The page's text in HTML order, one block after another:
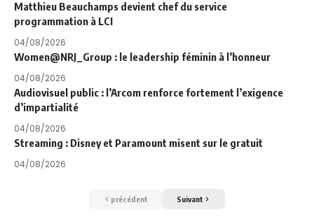
Matthieu Beauchamps devient chef du service
programmation à LCI
04/08/2026
Women@NRJ_Group : le leadership féminin à l’honneur
04/08/2026
Audiovisuel public : l’Arcom renforce fortement l’exigence
d’impartialité
04/08/2026
Streaming : Disney et Paramount misent sur le gratuit
04/08/2026
précédent Suivant